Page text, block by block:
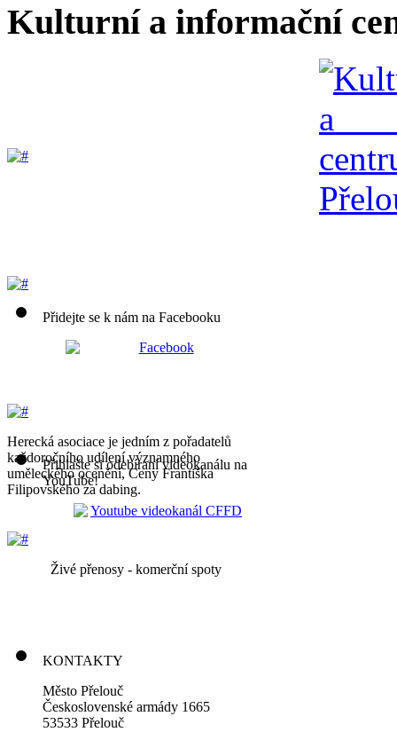
Kulturní a informační
Herecká asociace je jedním z pořadatelů
každoročního udílení významného
uměleckého ocenění, Ceny Františka
Filipovského za dabing.
Živé přenosy - komerční spoty
Přidejte se k nám na Facebooku
Přihlašte si odebíraní videokanálu na
YouTube!
KONTAKTY
Město Přelouč
Československé armády 1665
53533 Přelouč